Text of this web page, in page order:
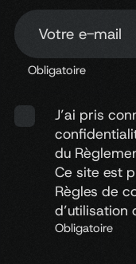
Votre e-mail
Obligatoire
J’ai pris
du
Ce site est
Règles de
d’utilisation
Obligatoire